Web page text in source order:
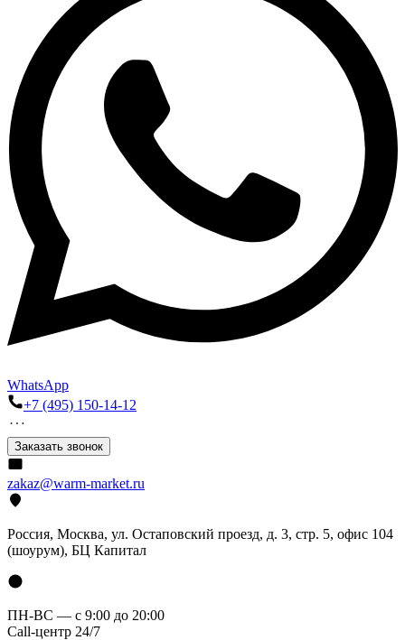
WhatsApp
+7 (495) 150-14-12
Заказать звонок
zakaz@warm-market.ru
Россия, Москва, ул. Остаповский проезд, д. 3, стр. 5, офис 104
(шоурум), БЦ Капитал
ПН-ВС — с 9:00 до 20:00
Call-центр 24/7